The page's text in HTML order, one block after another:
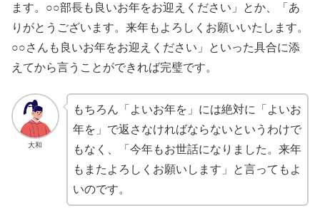
ます。○○部長も良いお年をお迎えください」とか、「あ
りがとうございます。来年もよろしくお願いいたします。
○○さんも良いお年をお迎えください」といった具合に添
えてから言うことができれば完璧です。
大和
もちろん「よいお年を」には絶対に「よいお
年を」で返さなければならないというわけで
もなく、「今年もお世話になりました。来年
もまたよろしくお願いします」と言ってもよ
いのです。